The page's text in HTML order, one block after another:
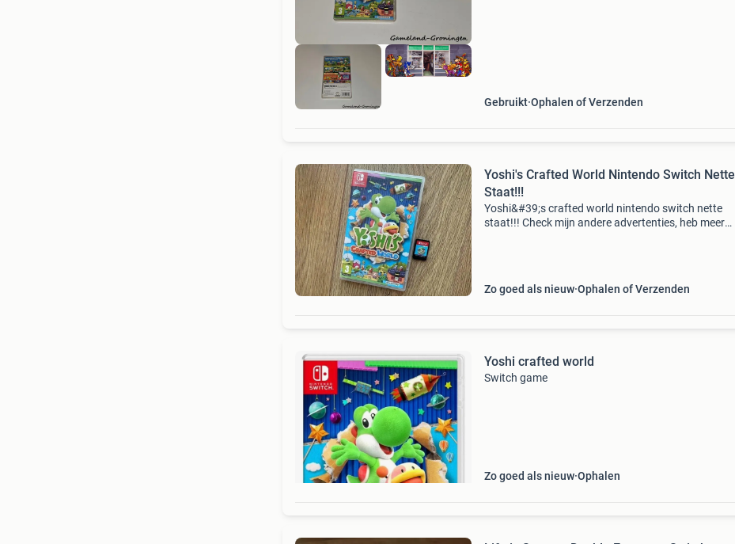
Gebruikt Ophalen of Verzenden
Yoshi's Crafted World Nintendo Switch Nette
Staat!!!
Yoshi&#39;s crafted world nintendo switch nette
staat!!! Check mijn andere advertenties, heb meer
Zo goed als nieuw Ophalen of Verzenden
Yoshi crafted world
Switch game
Zo goed als nieuw Ophalen